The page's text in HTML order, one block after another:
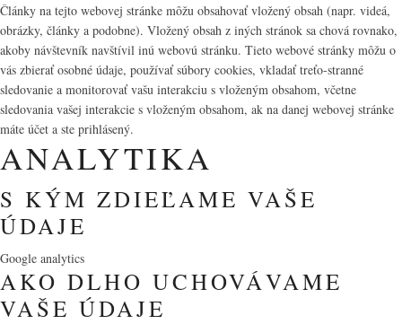
Články na tejto webovej stránke môžu obsahovať vložený obsah (napr. videá,
obrázky, články a podobne). Vložený obsah z iných stránok sa chová rovnako,
akoby návštevník navštívil inú webovú stránku. Tieto webové stránky môžu o
vás zbierať osobné údaje, používať súbory cookies, vkladať treťo-stranné
sledovanie a monitorovať vašu interakciu s vloženým obsahom, včetne
sledovania vašej interakcie s vloženým obsahom, ak na danej webovej stránke
máte účet a ste prihlásený.
ANALYTIKA
S KÝM ZDIEĽAME VAŠE
ÚDAJE
Google analytics
AKO DLHO UCHOVÁVAME
VAŠE ÚDAJE